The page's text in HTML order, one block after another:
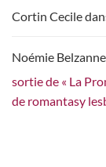
Cortin Cecile
Noémie Belzanne
sortie de « La
de romantasy